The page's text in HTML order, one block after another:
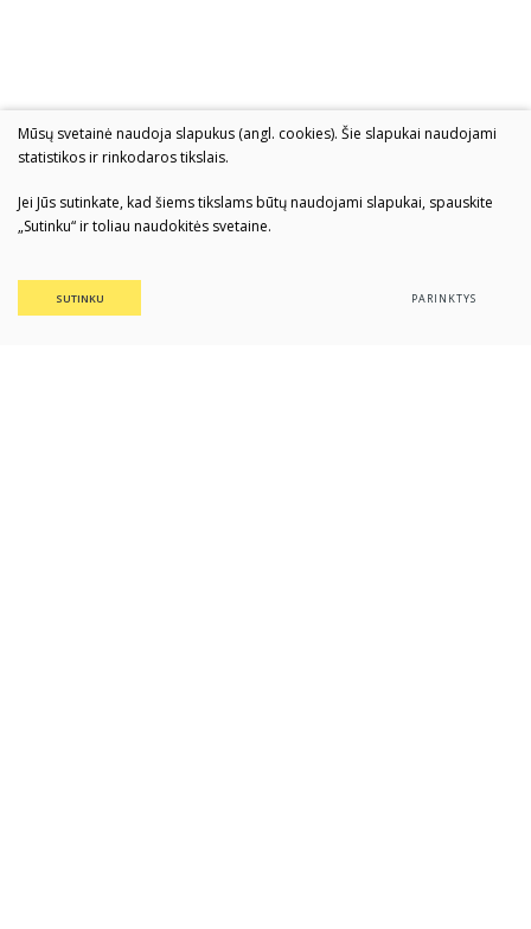
Mūsų svetainė naudoja slapukus (angl. cookies). Šie slapukai naudojami
statistikos ir rinkodaros tikslais.
Jei Jūs sutinkate, kad šiems tikslams būtų naudojami slapukai, spauskite
„Sutinku“ ir toliau naudokitės svetaine.
SUTINKU PARINKTYS